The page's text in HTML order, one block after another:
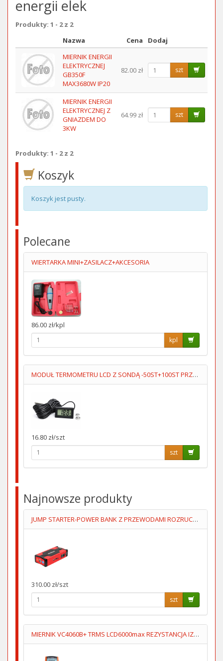
energii elek
Produkty: 1 - 2 z 2
Obraz
Nazwa Cena
Dodaj
MIERNIK ENERGII
ELEKTRYCZNEJ
GB350F
MAX3680W IP20
82.00 zł szt
MIERNIK ENERGII
ELEKTRYCZNEJ Z
GNIAZDEM DO
3KW
64.99 zł szt
Produkty: 1 - 2 z 2
Koszyk
Koszyk jest pusty.
Polecane
WIERTARKA MINI+ZASILACZ+AKCESORIA
86.00 zł/kpl
kpl
MODUŁ TERMOMETRU LCD Z SONDĄ -50ST+100ST PRZEWÓD 5M
16.80 zł/szt
szt
Najnowsze produkty
JUMP STARTER-POWER BANK Z PRZEWODAMI ROZRUCHOWYMI+KOMPRESOR
310.00 zł/szt
szt
MIERNIK VC4060B+ TRMS LCD6000max REZYSTANCJA IZOL 500V/1000V